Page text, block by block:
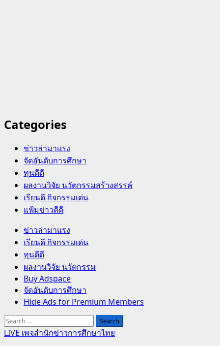
Categories
ข่าวล่ามาแรง
จัดอันดับการศึกษา
ทุนดีดี
ผลงานวิจัย นวัตกรรมสร้างสรรค์
เรียนดี กิจกรรมเด่น
แฟ้มข่าวดีดี
Primary
Menu
ข่าวล่ามาแรง
เรียนดี กิจกรรมเด่น
ทุนดีดี
ผลงานวิจัย นวัตกรรม
Buy Adspace
จัดอันดับการศึกษา
Hide Ads for Premium Members
Search
for:
LIVE เพจสำนักข่าวการศึกษาไทย